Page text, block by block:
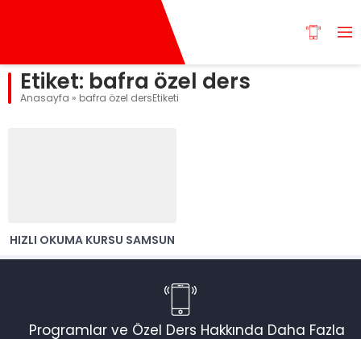
Etiket: bafra özel ders
Anasayfa » bafra özel dersEtiketi
HIZLI OKUMA KURSU SAMSUN
Programlar ve Özel Ders Hakkında Daha Fazla